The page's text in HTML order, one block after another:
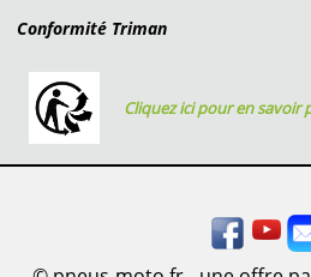
Inscription partenaire de
Conformité Triman
Cliquez ici pour en savoir